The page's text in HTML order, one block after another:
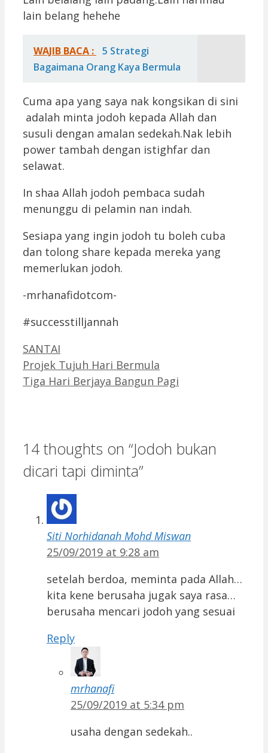
lain belang hehehe
WAJIB BACA :
5 Strategi
Bagaimana Orang Kaya Bermula
Cuma apa yang saya nak kongsikan di sini
adalah minta jodoh kepada Allah dan
susuli dengan amalan sedekah.Nak lebih
power tambah dengan istighfar dan
selawat.
In shaa Allah jodoh pembaca sudah
menunggu di pelamin nan indah.
Sesiapa yang ingin jodoh tu boleh cuba
dan tolong share kepada mereka yang
memerlukan jodoh.
-mrhanafidotcom-
#successtilljannah
Categories
SANTAI
Projek Tujuh Hari Bermula
Tiga Hari Berjaya Bangun Pagi
14 thoughts on “Jodoh bukan
dicari tapi diminta”
Siti Norhidanah Mohd Miswan
25/09/2019 at 9:28 am
setelah berdoa, meminta pada Allah…
kita kene berusaha jugak saya rasa…
berusaha mencari jodoh yang sesuai
Reply
mrhanafi
25/09/2019 at 5:34 pm
usaha dengan sedekah..